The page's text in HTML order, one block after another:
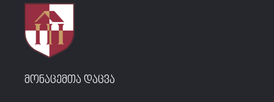
მონაცემთა დაცვა